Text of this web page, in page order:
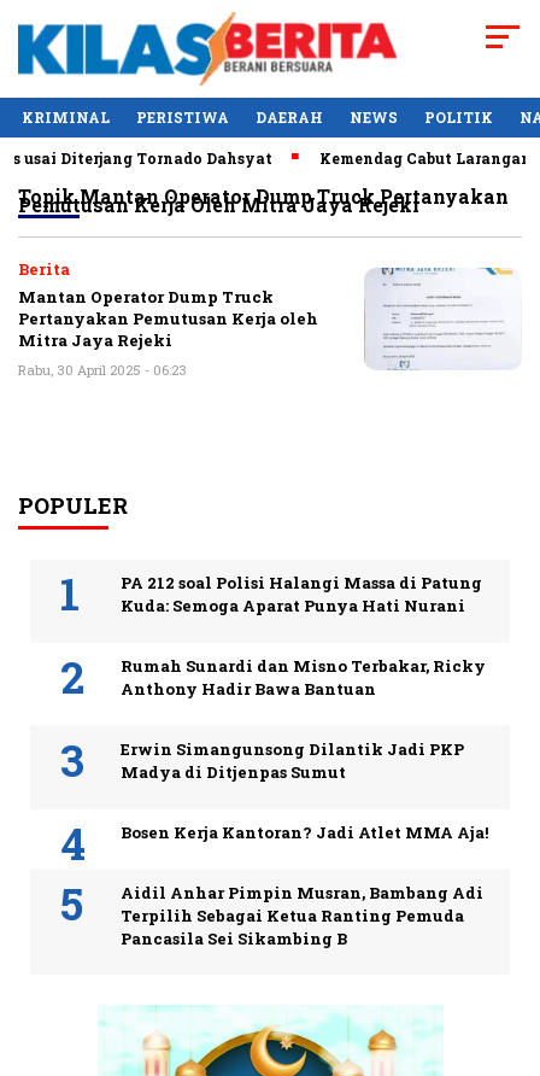
KRIMINAL PERISTIWA DAERAH NEWS POLITIK
usai Diterjang Tornado Dahsyat Kemendag Cabut Larangan
TopikMantan Operator Dump Truck Pertanyakan
Pemutusan Kerja Oleh Mitra Jaya Rejeki
Berita
Mantan Operator Dump Truck
Pertanyakan Pemutusan Kerja oleh
Mitra Jaya Rejeki
Rabu, 30 April 2025 - 06:23
POPULER
PA 212 soal Polisi Halangi Massa di Patung
Kuda: Semoga Aparat Punya Hati Nurani
Rumah Sunardi dan Misno Terbakar, Ricky
Anthony Hadir Bawa Bantuan
Erwin Simangunsong Dilantik Jadi PKP
Madya di Ditjenpas Sumut
Bosen Kerja Kantoran? Jadi Atlet MMA Aja!
Aidil Anhar Pimpin Musran, Bambang Adi
Terpilih Sebagai Ketua Ranting Pemuda
Pancasila Sei Sikambing B